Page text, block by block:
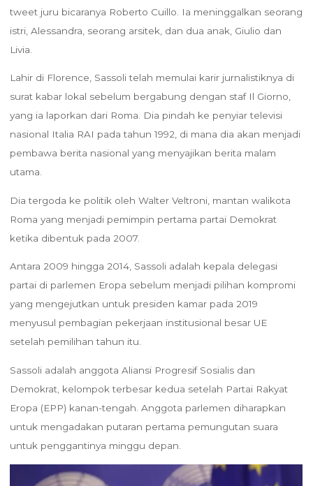
tweet juru bicaranya Roberto Cuillo. Ia meninggalkan seorang
istri, Alessandra, seorang arsitek, dan dua anak, Giulio dan
Livia.
Lahir di Florence, Sassoli telah memulai karir jurnalistiknya di
surat kabar lokal sebelum bergabung dengan staf Il Giorno,
yang ia laporkan dari Roma. Dia pindah ke penyiar televisi
nasional Italia RAI pada tahun 1992, di mana dia akan menjadi
pembawa berita nasional yang menyajikan berita malam
utama.
Dia tergoda ke politik oleh Walter Veltroni, mantan walikota
Roma yang menjadi pemimpin pertama partai Demokrat
ketika dibentuk pada 2007.
Antara 2009 hingga 2014, Sassoli adalah kepala delegasi
partai di parlemen Eropa sebelum menjadi pilihan kompromi
yang mengejutkan untuk presiden kamar pada 2019
menyusul pembagian pekerjaan institusional besar UE
setelah pemilihan tahun itu.
Sassoli adalah anggota Aliansi Progresif Sosialis dan
Demokrat, kelompok terbesar kedua setelah Partai Rakyat
Eropa (EPP) kanan-tengah. Anggota parlemen diharapkan
untuk mengadakan putaran pertama pemungutan suara
untuk penggantinya minggu depan.